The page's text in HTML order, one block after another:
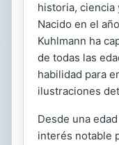
historia, ciencia
Nacido en el
Kuhlmann ha
de todas las
habilidad para
ilustraciones
Desde una
interés notable